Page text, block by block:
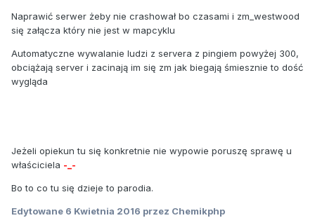
Naprawić serwer żeby nie crashował bo czasami i zm_westwood
się załącza który nie jest w mapcyklu
Automatyczne wywalanie ludzi z servera z pingiem powyżej 300,
obciążają server i zacinają im się zm jak biegają śmiesznie to dość
wygląda
Jeżeli opiekun tu się konkretnie nie wypowie poruszę sprawę u
właściciela -_-
Bo to co tu się dzieje to parodia.
Edytowane 6 Kwietnia 2016 przez Chemikphp